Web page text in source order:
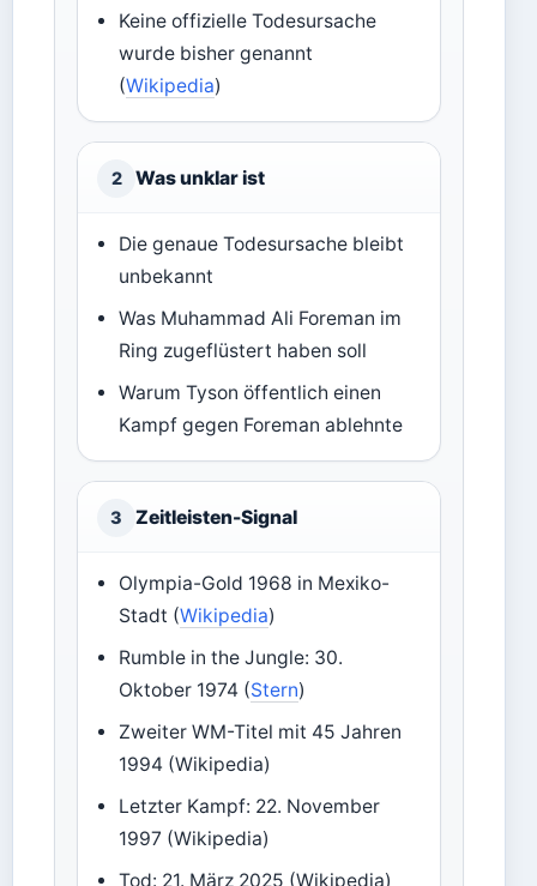
Keine offizielle Todesursache
wurde bisher genannt
(Wikipedia)
2 Was unklar ist
Die genaue Todesursache bleibt
unbekannt
Was Muhammad Ali Foreman im
Ring zugeflüstert haben soll
Warum Tyson öffentlich einen
Kampf gegen Foreman ablehnte
3 Zeitleisten-Signal
Olympia-Gold 1968 in Mexiko-
Stadt (Wikipedia)
Rumble in the Jungle: 30.
Oktober 1974 (Stern)
Zweiter WM-Titel mit 45 Jahren
1994 (Wikipedia)
Letzter Kampf: 22. November
1997 (Wikipedia)
Tod: 21. März 2025 (Wikipedia)